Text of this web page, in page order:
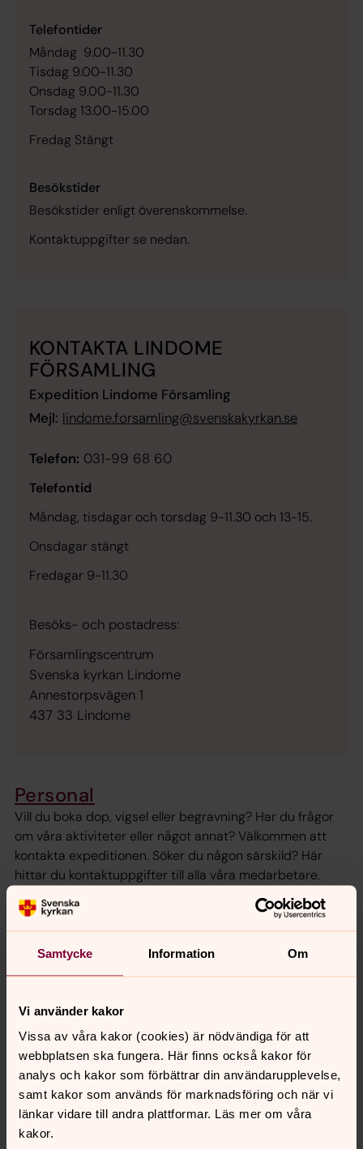
Samtycke Information Om
Vi använder kakor
Vissa av våra kakor (cookies) är nödvändiga för att
webbplatsen ska fungera. Här finns också kakor för
analys och kakor som förbättrar din användarupplevelse,
samt kakor som används för marknadsföring och när vi
länkar vidare till andra plattformar. Läs mer om våra
kakor.
Telefontider
Måndag 9.00-11.30
Tisdag 9.00-11.30
Onsdag 9.00-11.30
Torsdag 13.00-15.00
Fredag Stängt
Besökstider
Besökstider enligt överenskommelse.
Kontaktuppgifter se nedan.
KONTAKTA LINDOME
FÖRSAMLING
Expedition Lindome Församling
Mejl: lindome.forsamling@svenskakyrkan.se
Telefon: 031-99 68 60
Telefontid
Måndag, tisdagar och torsdag 9-11.30 och 13-15.
Onsdagar stängt
Fredagar 9-11.30
Besöks- och postadress:
Församlingscentrum
Svenska kyrkan Lindome
Annestorpsvägen 1
437 33 Lindome
Personal
Vill du boka dop, vigsel eller begravning? Har du frågor
om våra aktiviteter eller något annat? Välkommen att
kontakta expeditionen. Söker du någon särskild? Här
hittar du kontaktuppgifter till alla våra medarbetare.
Kyrka och lokaler
En kyrka är ingen vanlig samlingslokal. Kyrkorummet bär
Fakturadress
Bästa leverantör, det är viktigt att det blir rätt på
fakturan.
Kyrkofullmäktige
Utsedda ledamöter och ersättare för mandatperioden